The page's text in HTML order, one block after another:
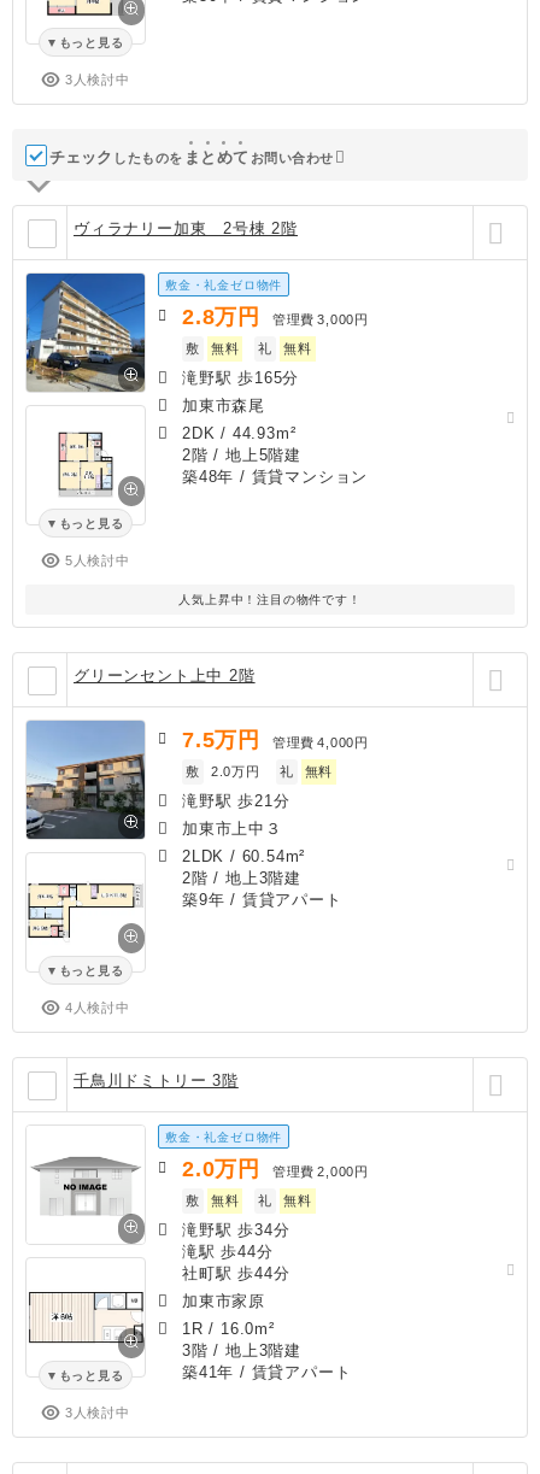
もっと見る
3人検討中
チェック したものを ま と めて お問い合わせ
ヴィラナリー加東 2号棟 2階
もっと見る
5人検討中
敷金・礼金ゼロ物件
2.8万円 管理費 3,000円
敷
無料 礼 無料
滝野駅 歩165分
加東市森尾
2DK / 44.93m²
2階 / 地上5階建
築48年 / 賃貸マンション
人気上昇中！注目の物件です！
グリーンセント上中 2階
もっと見る
4人検討中
7.5万円 管理費 4,000円
敷
2.0万円 礼 無料
滝野駅 歩21分
加東市上中３
2LDK / 60.54m²
2階 / 地上3階建
築9年 / 賃貸アパート
千鳥川ドミトリー 3階
もっと見る
3人検討中
敷金・礼金ゼロ物件
2.0万円 管理費 2,000円
敷
無料 礼 無料
滝野駅 歩34分
滝駅 歩44分
社町駅 歩44分
加東市家原
1R / 16.0m²
3階 / 地上3階建
築41年 / 賃貸アパート